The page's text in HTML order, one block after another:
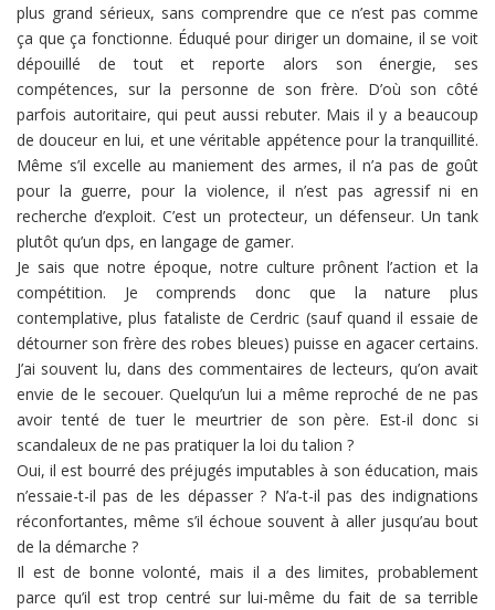
plus grand sérieux, sans comprendre que ce n’est pas comme
ça que ça fonctionne. Éduqué pour diriger un domaine, il se voit
dépouillé de tout et reporte alors son énergie, ses
compétences, sur la personne de son frère. D’où son côté
parfois autoritaire, qui peut aussi rebuter. Mais il y a beaucoup
de douceur en lui, et une véritable appétence pour la tranquillité.
Même s’il excelle au maniement des armes, il n’a pas de goût
pour la guerre, pour la violence, il n’est pas agressif ni en
recherche d’exploit. C’est un protecteur, un défenseur. Un tank
plutôt qu’un dps, en langage de gamer.
Je sais que notre époque, notre culture prônent l’action et la
compétition. Je comprends donc que la nature plus
contemplative, plus fataliste de Cerdric (sauf quand il essaie de
détourner son frère des robes bleues) puisse en agacer certains.
J’ai souvent lu, dans des commentaires de lecteurs, qu’on avait
envie de le secouer. Quelqu’un lui a même reproché de ne pas
avoir tenté de tuer le meurtrier de son père. Est-il donc si
scandaleux de ne pas pratiquer la loi du talion ?
Oui, il est bourré des préjugés imputables à son éducation, mais
n’essaie-t-il pas de les dépasser ? N’a-t-il pas des indignations
réconfortantes, même s’il échoue souvent à aller jusqu’au bout
de la démarche ?
Il est de bonne volonté, mais il a des limites, probablement
parce qu’il est trop centré sur lui-même du fait de sa terrible